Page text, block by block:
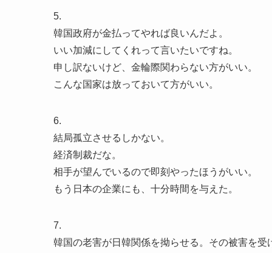
5.
韓国政府が金払ってやれば良いんだよ。
いい加減にしてくれって言いたいですね。
申し訳ないけど、金輪際関わらない方がいい。
こんな国家は放っておいて方がいい。
6.
結局孤立させるしかない。
経済制裁だな。
相手が望んでいるので即刻やったほうがいい。
もう日本の企業にも、十分時間を与えた。
7.
韓国の老害が日韓関係を拗らせる。その被害を受